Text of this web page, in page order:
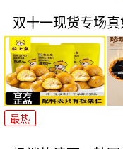
双十一现货专场真
最热